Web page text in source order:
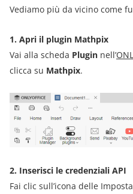
Vediamo più da vicino come
1. Apri il plugin Mathpix
Vai alla scheda Plugin nell’
clicca su Mathpix.
2. Inserisci le credenziali API
Fai clic sull’icona delle